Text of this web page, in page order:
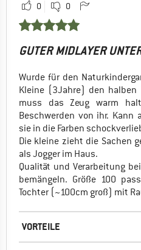
0 0
GUTER MIDLAYER
Wurde für den
Kleine (3Jahre) den halben
muss das Zeug warm
Beschwerden von ihr. Kann
sie in die Farben
Die kleine zieht die Sachen
als Jogger im Haus.
Qualität und Verarbeitung
bemängeln. Größe 100
Tochter (~100cm groß) mit
VORTEILE